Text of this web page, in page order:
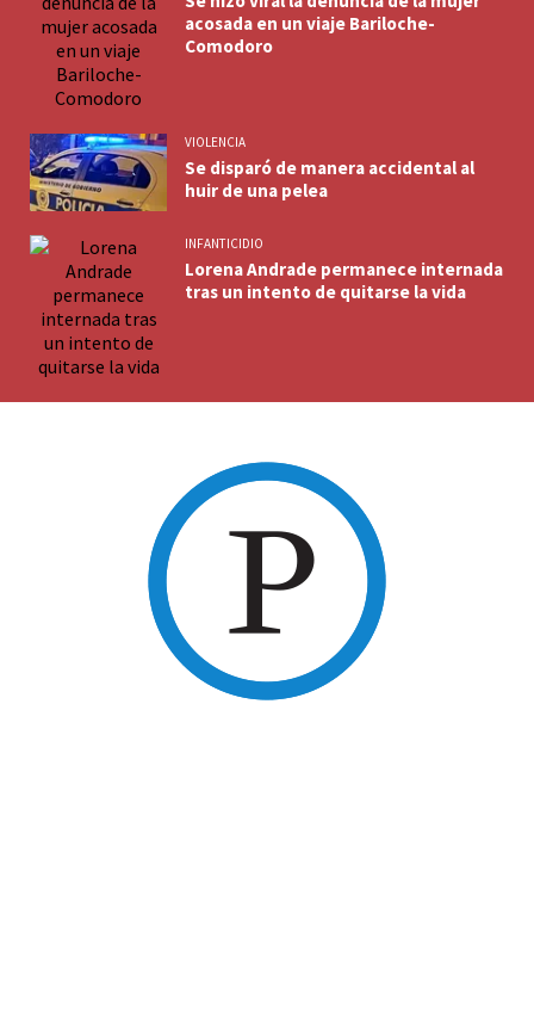
acosada en un viaje Bariloche-
Comodoro
VIOLENCIA
Se disparó de manera accidental al
huir de una pelea
INFANTICIDIO
Lorena Andrade permanece internada
tras un intento de quitarse la vida